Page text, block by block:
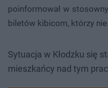
poinformował w
biletów kibicom, którzy
Sytuacja w Kłodzku się
mieszkańcy nad tym